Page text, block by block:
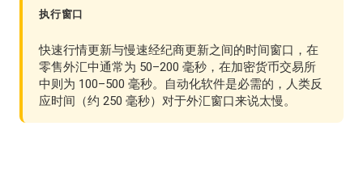
执行窗口
快速行情更新与慢速经纪商更新之间的时间窗口，在
零售外汇中通常为 50–200 毫秒，在加密货币交易所
中则为 100–500 毫秒。自动化软件是必需的，人类反
应时间（约 250 毫秒）对于外汇窗口来说太慢。